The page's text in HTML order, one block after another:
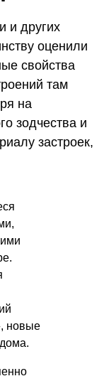
и других
оценили
свойства
там
на
зодчества и
застроек,
новые